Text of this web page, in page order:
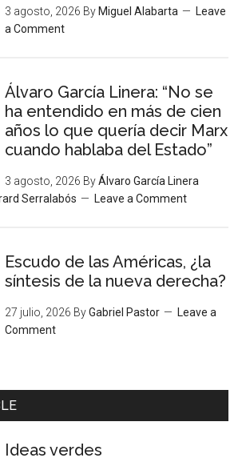
3 agosto, 2026 By Miguel Alabarta
Leave
a Comment
Álvaro García Linera: “No se
ha entendido en más de cien
años lo que quería decir Marx
cuando hablaba del Estado”
3 agosto, 2026 ByÁlvaro García Linera
Serralabós
Leave a Comment
Escudo de las Américas, ¿la
síntesis de la nueva derecha?
27 julio, 2026 ByGabriel Pastor
Leave a
Comment
Ideas verdes